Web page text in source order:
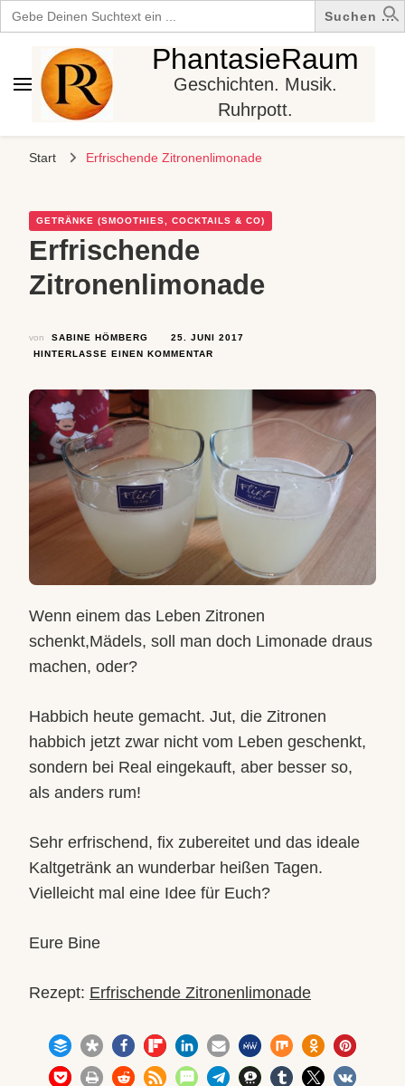
Search
for:
PhantasieRaum
Geschichten. Musik.
Ruhrpott.
Start Erfrischende Zitronenlimonade
GETRÄNKE (SMOOTHIES, COCKTAILS & CO)
Erfrischende
Zitronenlimonade
von SABINE HÖMBERG
25. JUNI 2017
HINTERLASSE EINEN KOMMENTAR
Wenn einem das Leben Zitronen
schenkt,Mädels, soll man doch Limonade draus
machen, oder?
Habbich heute gemacht. Jut, die Zitronen
habbich jetzt zwar nicht vom Leben geschenkt,
sondern bei Real eingekauft, aber besser so,
als anders rum!
Sehr erfrischend, fix zubereitet und das ideale
Kaltgetränk an wunderbar heißen Tagen.
Vielleicht mal eine Idee für Euch?
Eure Bine
Rezept: Erfrischende Zitronenlimonade